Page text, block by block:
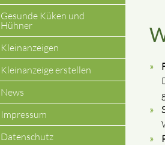
Ich bestätige das Video
Gesunde Küken und
Hühner
Kleinanzeigen
Kleinanzeige erstellen
News
Impressum
Datenschutz